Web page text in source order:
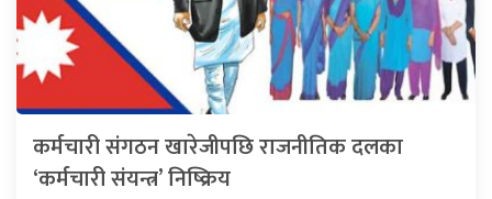
कर्मचारी संगठन खारेजीपछि राजनीतिक दलका
‘कर्मचारी संयन्त्र’ निष्क्रिय